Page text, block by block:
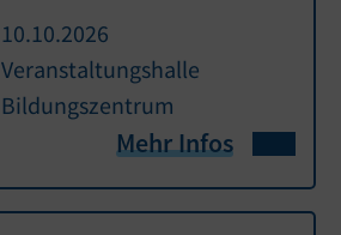
10.10.2026
Veranstaltungshalle
Bildungszentrum
Mehr Infos